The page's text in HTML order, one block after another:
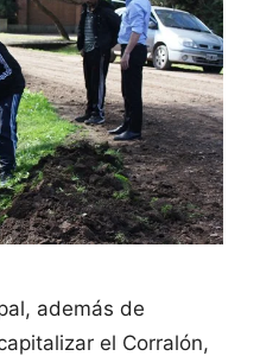
además de
el Corralón,